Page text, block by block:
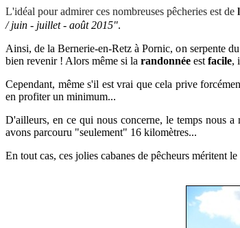
L'idéal pour admirer ces nombreuses pêcheries est de
/ juin - juillet - août 2015".
Ainsi, de la Bernerie-en-Retz à Pornic, on serpente
bien revenir ! Alors même si la randonnée est facile,
Cependant, même s'il est vrai que cela prive
en profiter un minimum...
D'ailleurs, en ce qui nous concerne, le temps nous
avons parcouru "seulement" 16 kilomètres...
En tout cas, ces jolies cabanes de pêcheurs méritent